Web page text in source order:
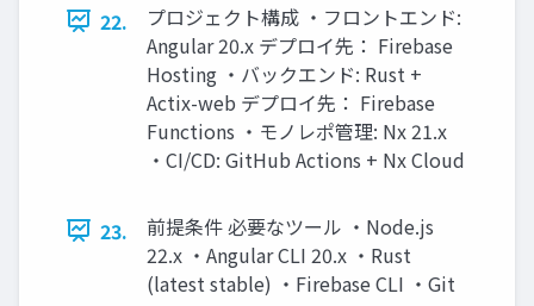
22.
プロジェクト構成 ・フロントエンド:
Angular 20.x デプロイ先： Firebase
Hosting ・バックエンド: Rust +
Actix-web デプロイ先： Firebase
Functions ・モノレポ管理: Nx 21.x
・CI/CD: GitHub Actions + Nx Cloud
23.
前提条件 必要なツール ・Node.js
22.x ・Angular CLI 20.x ・Rust
(latest stable) ・Firebase CLI ・Git